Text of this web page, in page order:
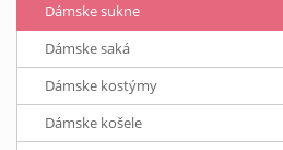
Dámske sukne
Dámske saká
Dámske kostýmy
Dámske košele